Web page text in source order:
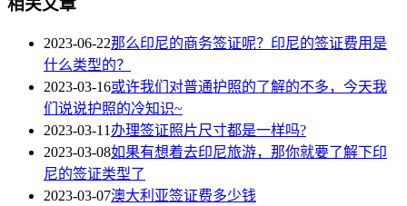
2023-06-22那么印尼的商务签证呢？印尼的签证费用是
什么类型的？
2023-03-16或许我们对普通护照的了解的不多，今天我
们说说护照的冷知识~
2023-03-11 办理签证照片尺寸都是一样吗?
2023-03-08如果有想着去印尼旅游，那你就要了解下印
尼的签证类型了
2023-03-07澳大利亚签证费多少钱